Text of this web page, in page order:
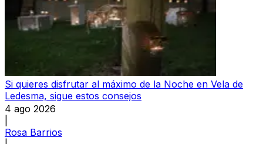
Si quieres disfrutar al máximo de la Noche en Vela de
Ledesma, sigue estos consejos
4 ago 2026
Rosa Barrios